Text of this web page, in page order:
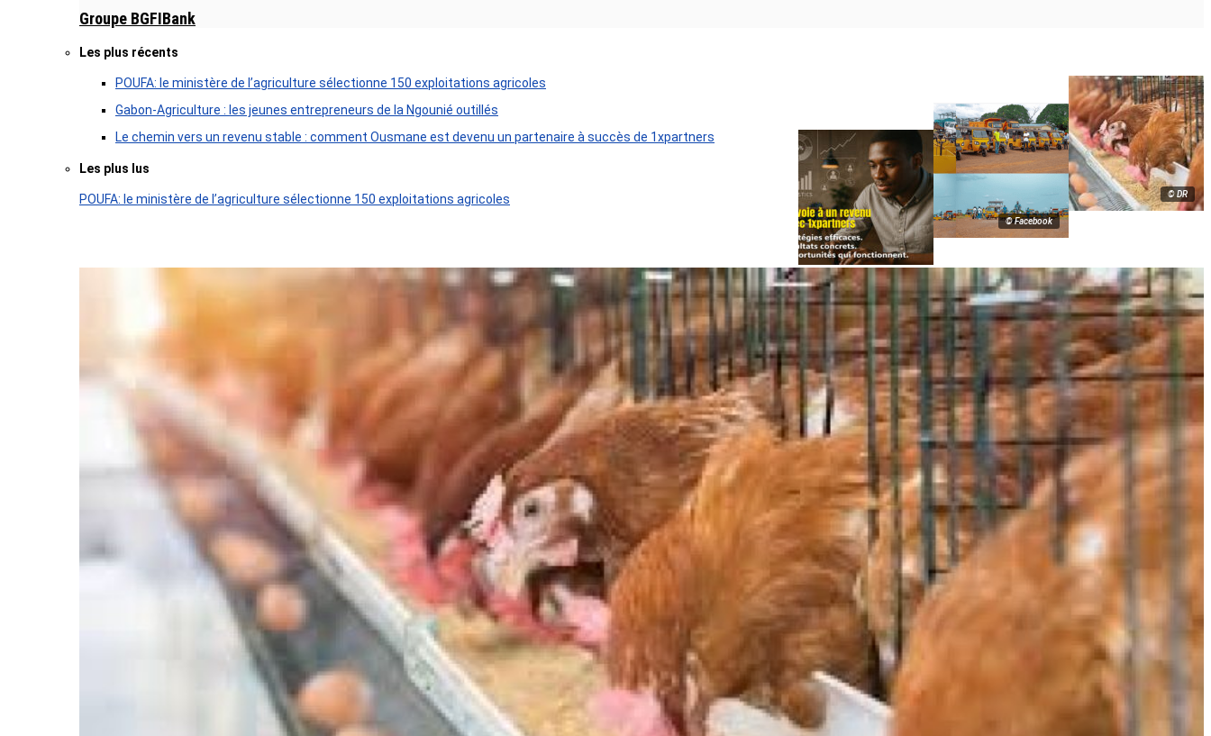
Groupe BGFIBank
Les plus récents
© DR
POUFA: le ministère de l’agriculture sélectionne 150 exploitations agricoles
© Facebook
Gabon-Agriculture : les jeunes entrepreneurs de la Ngounié outillés
Le chemin vers un revenu stable : comment Ousmane est devenu un partenaire à succès de 1xpartners
Les plus lus
POUFA: le ministère de l’agriculture sélectionne 150 exploitations agricoles